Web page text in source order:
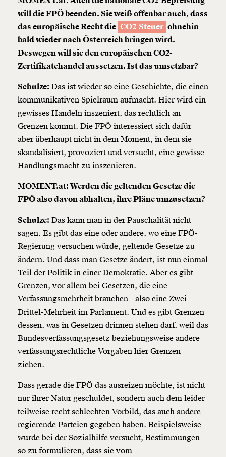
will die FPÖ beenden. Sie weiß offenbar auch, dass
das europäische Recht die CO2-Steuer ohnehin
bald wieder nach Österreich bringen wird.
Deswegen will sie den europäischen CO2-
Zertifikatehandel aussetzen. Ist das umsetzbar?
Schulze: Das ist wieder so eine Geschichte, die einen
kommunikativen Spielraum aufmacht. Hier wird ein
gewisses Handeln inszeniert, das rechtlich an
Grenzen kommt. Die FPÖ interessiert sich dafür
aber überhaupt nicht in dem Moment, in dem sie
skandalisiert, provoziert und versucht, eine gewisse
Handlungsmacht zu inszenieren.
MOMENT.at: Werden die geltenden Gesetze die
FPÖ also davon abhalten, ihre Pläne umzusetzen?
Schulze: Das kann man in der Pauschalität nicht
sagen. Es gibt das eine oder andere, wo eine FPÖ-
Regierung versuchen würde, geltende Gesetze zu
ändern. Und dass man Gesetze ändert, ist nun einmal
Teil der Politik in einer Demokratie. Aber es gibt
Grenzen, vor allem bei Gesetzen, die eine
Verfassungsmehrheit brauchen - also eine Zwei-
Drittel-Mehrheit im Parlament. Und es gibt Grenzen
dessen, was in Gesetzen drinnen stehen darf, weil das
Bundesverfassungsgesetz beziehungsweise andere
verfassungsrechtliche Vorgaben hier Grenzen
ziehen.
Dass gerade die FPÖ das ausreizen möchte, ist nicht
nur ihrer Natur geschuldet, sondern auch dem leider
teilweise recht schlechten Vorbild, das auch andere
regierende Parteien gegeben haben. Beispielsweise
wurde bei der Sozialhilfe versucht, Bestimmungen
so zu formulieren, dass sie vom